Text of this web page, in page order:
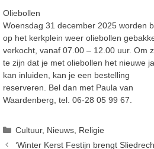
Oliebollen
Woensdag 31 december 2025 worden
op het kerkplein weer oliebollen
verkocht, vanaf 07.00 – 12.00 uur. Om
te zijn dat je met oliebollen het nieuwe
kan inluiden, kan je een bestelling
reserveren. Bel dan met Paula van
Waardenberg, tel. 06-28 05 99 67.
Categorieën
Cultuur, Nieuws Religie
‘Winter Kerst Festijn brengt